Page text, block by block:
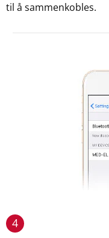
til å sammenkobles.
4